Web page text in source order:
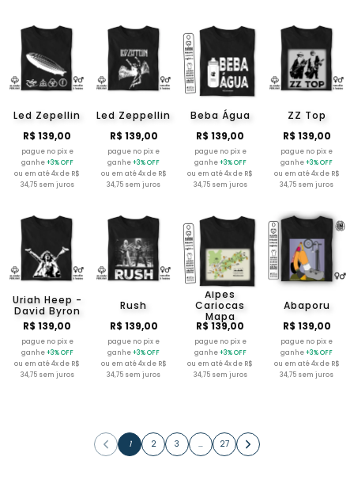
Led Zepellin
R$ 139,00
pague no pix e
ganhe+3% OFF
ou em até 4x de R$
34,75 sem juros
Led Zeppellin
R$ 139,00
pague no pix e
ganhe+3% OFF
ou em até 4x de R$
34,75 sem juros
Beba Água
R$ 139,00
pague no pix e
ganhe+3% OFF
ou em até 4x de R$
34,75 sem juros
ZZ Top
R$ 139,00
pague no pix e
ganhe+3% OFF
ou em até 4x de R$
34,75 sem juros
Uriah Heep -
David Byron
R$ 139,00
pague no pix e
ganhe+3% OFF
ou em até 4x de R$
34,75 sem juros
Rush
R$ 139,00
pague no pix e
ganhe+3% OFF
ou em até 4x de R$
34,75 sem juros
Alpes
Cariocas
Mapa
R$ 139,00
pague no pix e
ganhe+3% OFF
ou em até 4x de R$
34,75 sem juros
Abaporu
R$ 139,00
pague no pix e
ganhe+3% OFF
ou em até 4x de R$
34,75 sem juros
1 2 3 … 27